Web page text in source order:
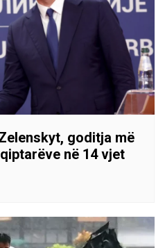
goditja më
në 14 vjet